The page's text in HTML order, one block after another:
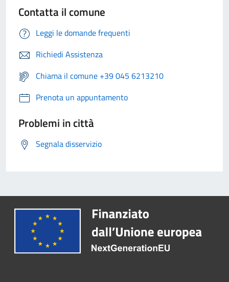
Contatta il comune
Leggi le domande frequenti
Richiedi Assistenza
Chiama il comune +39 045 6213210
Prenota un appuntamento
Problemi in città
Segnala disservizio